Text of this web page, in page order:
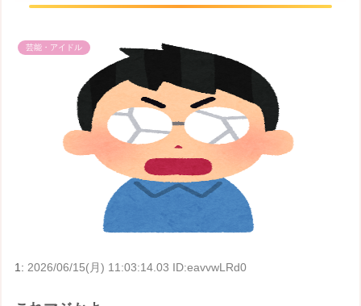
芸能・アイドル
1: 2026/06/15(月) 11:03:14.03 ID:eavvwLRd0